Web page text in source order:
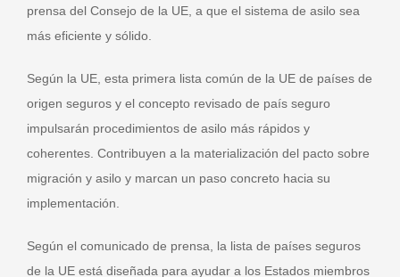
prensa del Consejo de la UE, a que el sistema de asilo sea
más eficiente y sólido.
Según la UE, esta primera lista común de la UE de países de
origen seguros y el concepto revisado de país seguro
impulsarán procedimientos de asilo más rápidos y
coherentes. Contribuyen a la materialización del pacto sobre
migración y asilo y marcan un paso concreto hacia su
implementación.
Según el comunicado de prensa, la lista de países seguros
de la UE está diseñada para ayudar a los Estados miembros